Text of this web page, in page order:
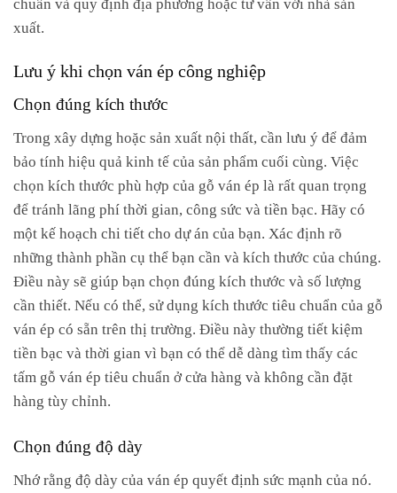
xuất.
Lưu ý khi chọn ván ép công nghiệp
Chọn đúng kích thước
Trong xây dựng hoặc sản xuất nội thất, cần lưu ý để đảm
bảo tính hiệu quả kinh tế của sản phẩm cuối cùng. Việc
chọn kích thước phù hợp của gỗ ván ép là rất quan trọng
để tránh lãng phí thời gian, công sức và tiền bạc. Hãy có
một kế hoạch chi tiết cho dự án của bạn. Xác định rõ
những thành phần cụ thể bạn cần và kích thước của chúng.
Điều này sẽ giúp bạn chọn đúng kích thước và số lượng
cần thiết. Nếu có thể, sử dụng kích thước tiêu chuẩn của gỗ
ván ép có sẵn trên thị trường. Điều này thường tiết kiệm
tiền bạc và thời gian vì bạn có thể dễ dàng tìm thấy các
tấm gỗ ván ép tiêu chuẩn ở cửa hàng và không cần đặt
hàng tùy chỉnh.
Chọn đúng độ dày
Nhớ rằng độ dày của ván ép quyết định sức mạnh của nó.